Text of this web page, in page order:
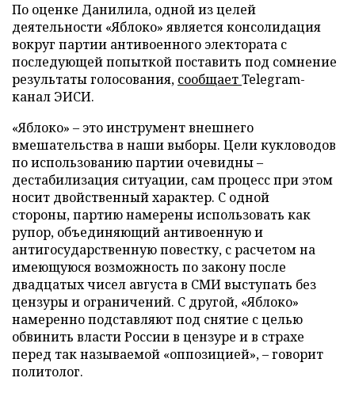
По оценке Данилила, одной из целей
деятельности «Яблоко» является консолидация
вокруг партии антивоенного электората с
последующей попыткой поставить под сомнение
результаты голосования, сообщаетTelegram-
канал ЭИСИ.
«Яблоко» – это инструмент внешнего
вмешательства в наши выборы. Цели кукловодов
по использованию партии очевидны –
дестабилизация ситуации, сам процесс при этом
носит двойственный характер. С одной
стороны, партию намерены использовать как
рупор, объединяющий антивоенную и
антигосударственную повестку, с расчетом на
имеющуюся возможность по закону после
двадцатых чисел августа в СМИ выступать без
цензуры и ограничений. С другой, «Яблоко»
намеренно подставляют под снятие с целью
обвинить власти России в цензуре и в страхе
перед так называемой «оппозицией», – говорит
политолог.